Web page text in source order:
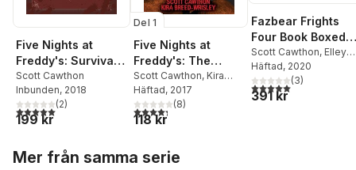
Five Nights at
Freddy's: Survival
Logbook
Scott Cawthon
Inbunden, 2018
5,0utav 5 stjärnor. Totalt antal röster:
(2)
199 kr
Del 1
Five Nights at
Freddy's: The
Silver Eyes
Scott Cawthon, Kira
Breed-Wrisley
Häftad, 2017
4,3utav 5 stjärnor. Totalt antal röster:
(8)
118 kr
Fazbear Frights
Four Book Boxed
Set
Scott Cawthon, Elley
Cooper ,Carly Anne
West,Andrea
Waggener
Häftad, 2020
5,0utav 5 stjärnor.
(3)
391 kr
Mer från samma serie